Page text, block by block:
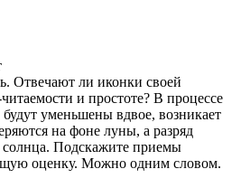
Отвечают ли иконки своей
и простоте? В процессе
уменьшены вдвое, возникает
на фоне луны, а разряд
солнца. Подскажите приемы
оценку. Можно одним словом.